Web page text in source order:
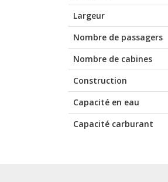
Largeur
Nombre de passagers
Nombre de cabines
Construction
Capacité en eau
Capacité carburant